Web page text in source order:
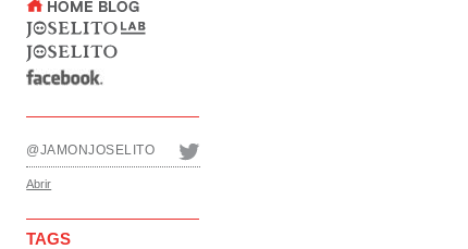
@JAMONJOSELITO
Abrir
TAGS